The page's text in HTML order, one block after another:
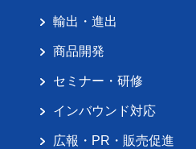
輸出・進出
商品開発
セミナー・研修
インバウンド対応
広報・PR・販売促進